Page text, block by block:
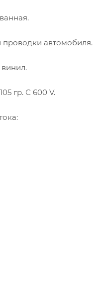
проводки автомобиля.
гр. С 600 V.